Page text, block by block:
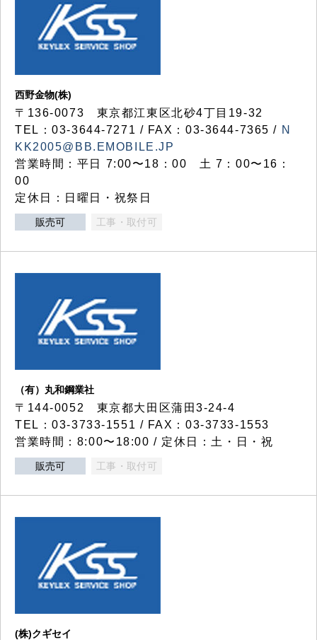
西野金物(株)
〒136-0073 東京都江東区北砂4丁目19-32
TEL：03‐3644‐7271 / FAX：03-3644-7365 / N
KK2005@BB.EMOBILE.JP
営業時間：平日 7:00〜18：00 土 7：00〜16：
00
定休日：日曜日・祝祭日
販売可 工事・取付可
（有）丸和鋼業社
〒144-0052 東京都大田区蒲田3-24-4
TEL：03-3733-1551 / FAX：03-3733-1553
営業時間：8:00〜18:00 / 定休日：土・日・祝
販売可 工事・取付可
(株)クギセイ